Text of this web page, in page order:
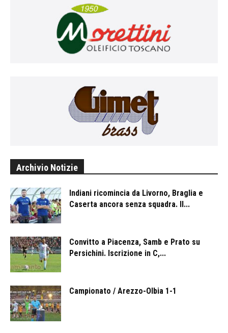
Archivio Notizie
Indiani ricomincia da Livorno, Braglia e
Caserta ancora senza squadra. Il...
Convitto a Piacenza, Samb e Prato su
Persichini. Iscrizione in C,...
Campionato / Arezzo-Olbia 1-1